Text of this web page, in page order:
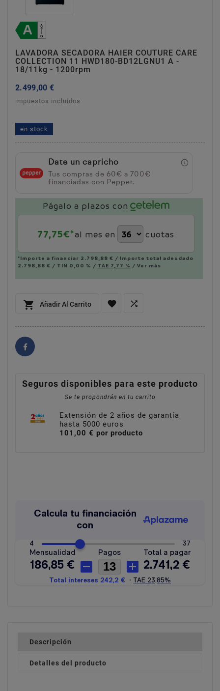
LAVADORA SECADORA HAIER COUTURE CARE
COLLECTION 11 HWD180-BD12LGNU1 A -
18/11kg - 1200rpm
2.499,00 €
impuestos incluidos
11 hwd180-bd12lgnu1 a - 18/11kg - 1200rpm
en stock
Date un capricho
Tus compras de 60€ a 700€
financiadas con Pepper.
Págalo a plazos con
77,75€*al mes en cuotas
*Importe a financiar 2.798,88 € / Importe total adeudado
2.798,88 € / TIN 0,00 % / TAE 7,77 % / Ver más
 Añadir Al Carrito  
Seguros disponibles para este producto
Se te propondrán en tu carrito
Extensión de 2 años de garantía
hasta 5000 euros
101,00 € por producto
Descripción
Detalles del producto